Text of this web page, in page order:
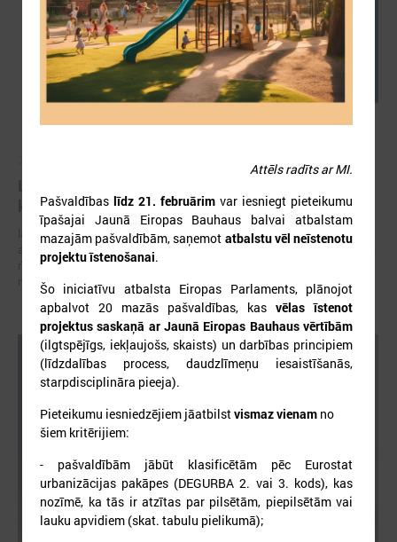
kopienas krīzē" 11. augustā, Cēsīs
latvijas Pašvaldību savienība sadarbībā ar Cēsu novada pašvaldību
aicina piedalīties seminārā “Stiprinot vietējās kopienas krīzē: proaktīva
rīcība un pieredzes apmaiņa starp Ukrainas un ES pašvaldībām”, kas
notiks šī gada 11.augustā no plkst.10.00 līdz 15.30
Attēls radīts ar MI.
Pašvaldības līdz 21. februārim var iesniegt pieteikumu
īpašajai Jaunā Eiropas Bauhaus balvai atbalstam
mazajām pašvaldībām, saņemot atbalstu vēl neīstenotu
projektu īstenošanai.
Šo iniciatīvu atbalsta Eiropas Parlaments, plānojot
apbalvot 20 mazās pašvaldības, kas vēlas īstenot
projektus saskaņā ar Jaunā Eiropas Bauhaus vērtībām
(ilgtspējīgs, iekļaujošs, skaists) un darbības principiem
(līdzdalības process, daudzlīmeņu iesaistīšanās,
starpdisciplināra pieeja).
Pieteikumu iesniedzējiem jāatbilstvismaz vienam no
šiem kritērijiem:
- pašvaldībām jābūt klasificētām pēc Eurostat
urbanizācijas pakāpes (DEGURBA 2. vai 3. kods), kas
nozīmē, ka tās ir atzītas par pilsētām, piepilsētām vai
lauku apvidiem (skat. tabulu pielikumā);